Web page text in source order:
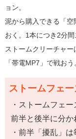
ョン。
泥から購入できる「空
おく。1本につき2分
ストームクリーチャ
「帯電MP7」で戦おう
ストームフェ
・ストームフェ
前半と後半に分か
・前半「擾乱」